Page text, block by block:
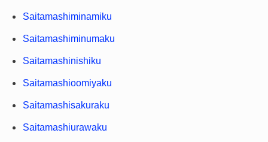
Saitamashiminamiku
Saitamashiminumaku
Saitamashinishiku
Saitamashioomiyaku
Saitamashisakuraku
Saitamashiurawaku